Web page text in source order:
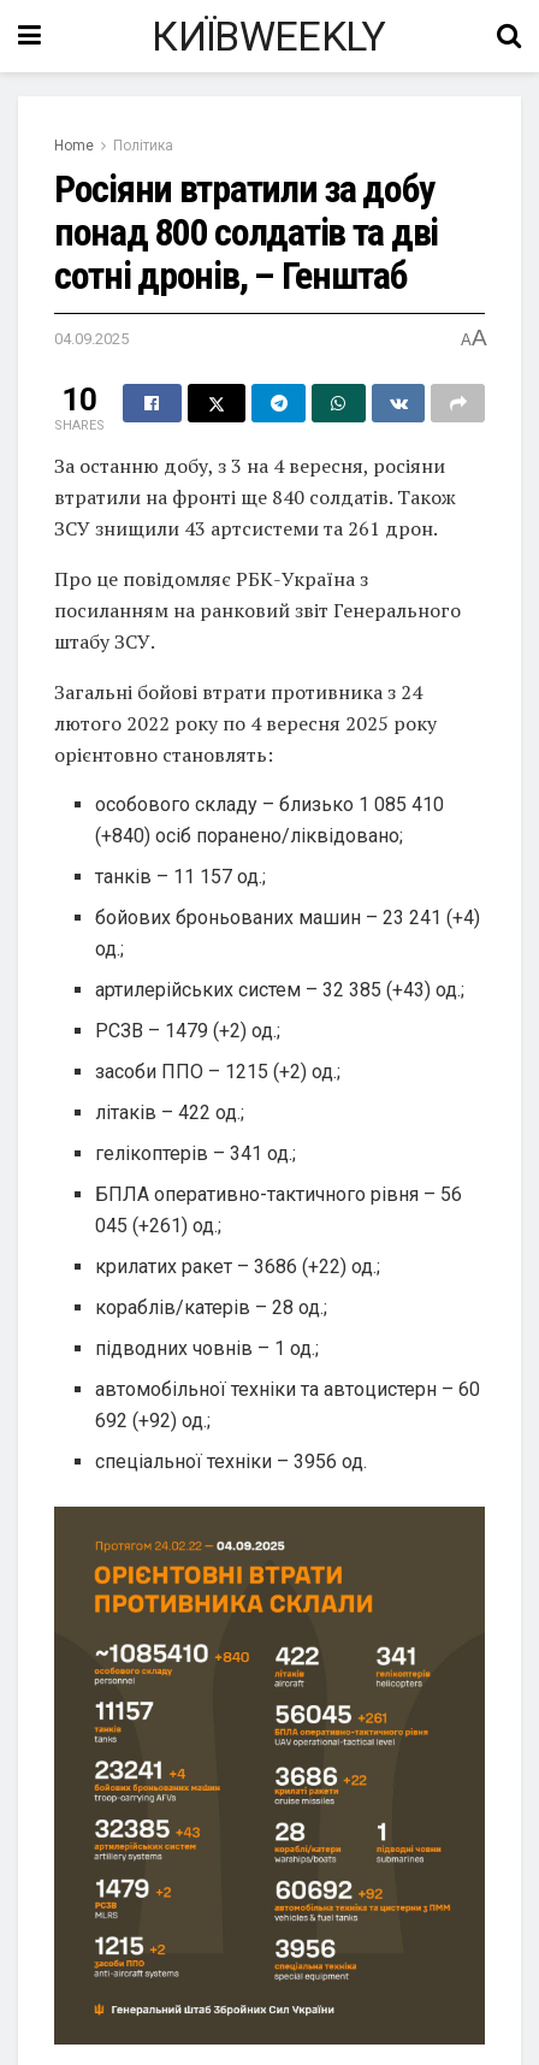
КИЇВWEEKLY
Home Політика
Росіяни втратили за добу
понад 800 солдатів та дві
сотні дронів, – Генштаб
04.09.2025 AA
10
SHARES
За останню добу, з 3 на 4 вересня, росіяни
втратили на фронті ще 840 солдатів. Також
ЗСУ знищили 43 артсистеми та 261 дрон.
Про це повідомляє РБК-Україна з
посиланням на ранковий звіт Генерального
штабу ЗСУ.
Загальні бойові втрати противника з 24
лютого 2022 року по 4 вересня 2025 року
орієнтовно становлять:
особового складу – близько 1 085 410
(+840) осіб поранено/ліквідовано;
танків – 11 157 од.;
бойових броньованих машин – 23 241 (+4)
од.;
артилерійських систем – 32 385 (+43) од.;
РСЗВ – 1479 (+2) од.;
засоби ППО – 1215 (+2) од.;
літаків – 422 од.;
гелікоптерів – 341 од.;
БПЛА оперативно-тактичного рівня – 56
045 (+261) од.;
крилатих ракет – 3686 (+22) од.;
кораблів/катерів – 28 од.;
підводних човнів – 1 од.;
автомобільної техніки та автоцистерн – 60
692 (+92) од.;
спеціальної техніки – 3956 од.